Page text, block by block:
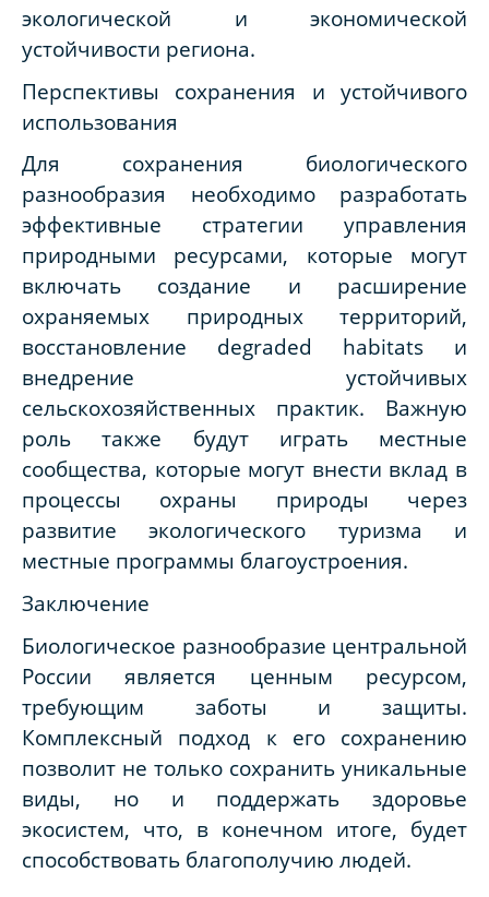
экологической и экономической
устойчивости региона.
Перспективы сохранения и устойчивого
использования
Для сохранения биологического
разнообразия необходимо разработать
эффективные стратегии управления
природными ресурсами, которые могут
включать создание и расширение
охраняемых природных территорий,
восстановление degraded habitats и
внедрение устойчивых
сельскохозяйственных практик. Важную
роль также будут играть местные
сообщества, которые могут внести вклад в
процессы охраны природы через
развитие экологического туризма и
местные программы благоустроения.
Заключение
Биологическое разнообразие центральной
России является ценным ресурсом,
требующим заботы и защиты.
Комплексный подход к его сохранению
позволит не только сохранить уникальные
виды, но и поддержать здоровье
экосистем, что, в конечном итоге, будет
способствовать благополучию людей.